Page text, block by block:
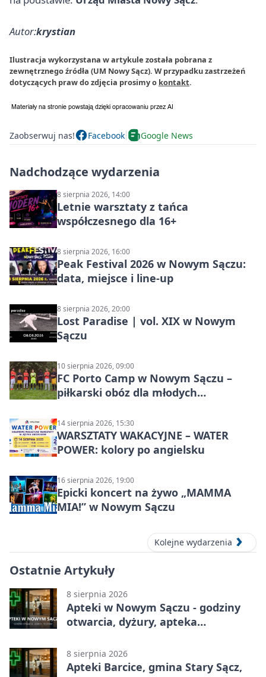
Autor:krystian
Ilustracja wykorzystana w artykule została pobrana z
zewnętrznego źródła (UM Nowy Sącz). W przypadku zastrzeżeń
dotyczących praw do zdjęcia prosimy o kontakt.
Zaobserwuj nas! Facebook Google News
Nadchodzące wydarzenia
8 sierpnia 2026, 14:00
Letnie warsztaty z tańca
współczesnego dla 16+
8 sierpnia 2026, 16:00
Peak Festival 2026 w Nowym Sączu:
data, miejsce i line-up
8 sierpnia 2026, 20:00
Lost Paradise | vol. XIX w Nowym
Sączu
10 sierpnia 2026, 09:00
FC Porto Camp w Nowym Sączu –
piłkarski obóz dla młodych
14 sierpnia 2026, 15:30
WARSZTATY WAKACYJNE – WATER
POWER: kolory po angielsku
16 sierpnia 2026, 19:00
Epicki koncert na żywo „MAMMA
MIA!” w Nowym Sączu
Kolejne wydarzenia
Ostatnie Artykuły
8 sierpnia 2026
Apteki w Nowym Sączu - godziny
otwarcia, dyżury, apteka
8 sierpnia 2026
Apteki Barcice, gmina Stary Sącz,